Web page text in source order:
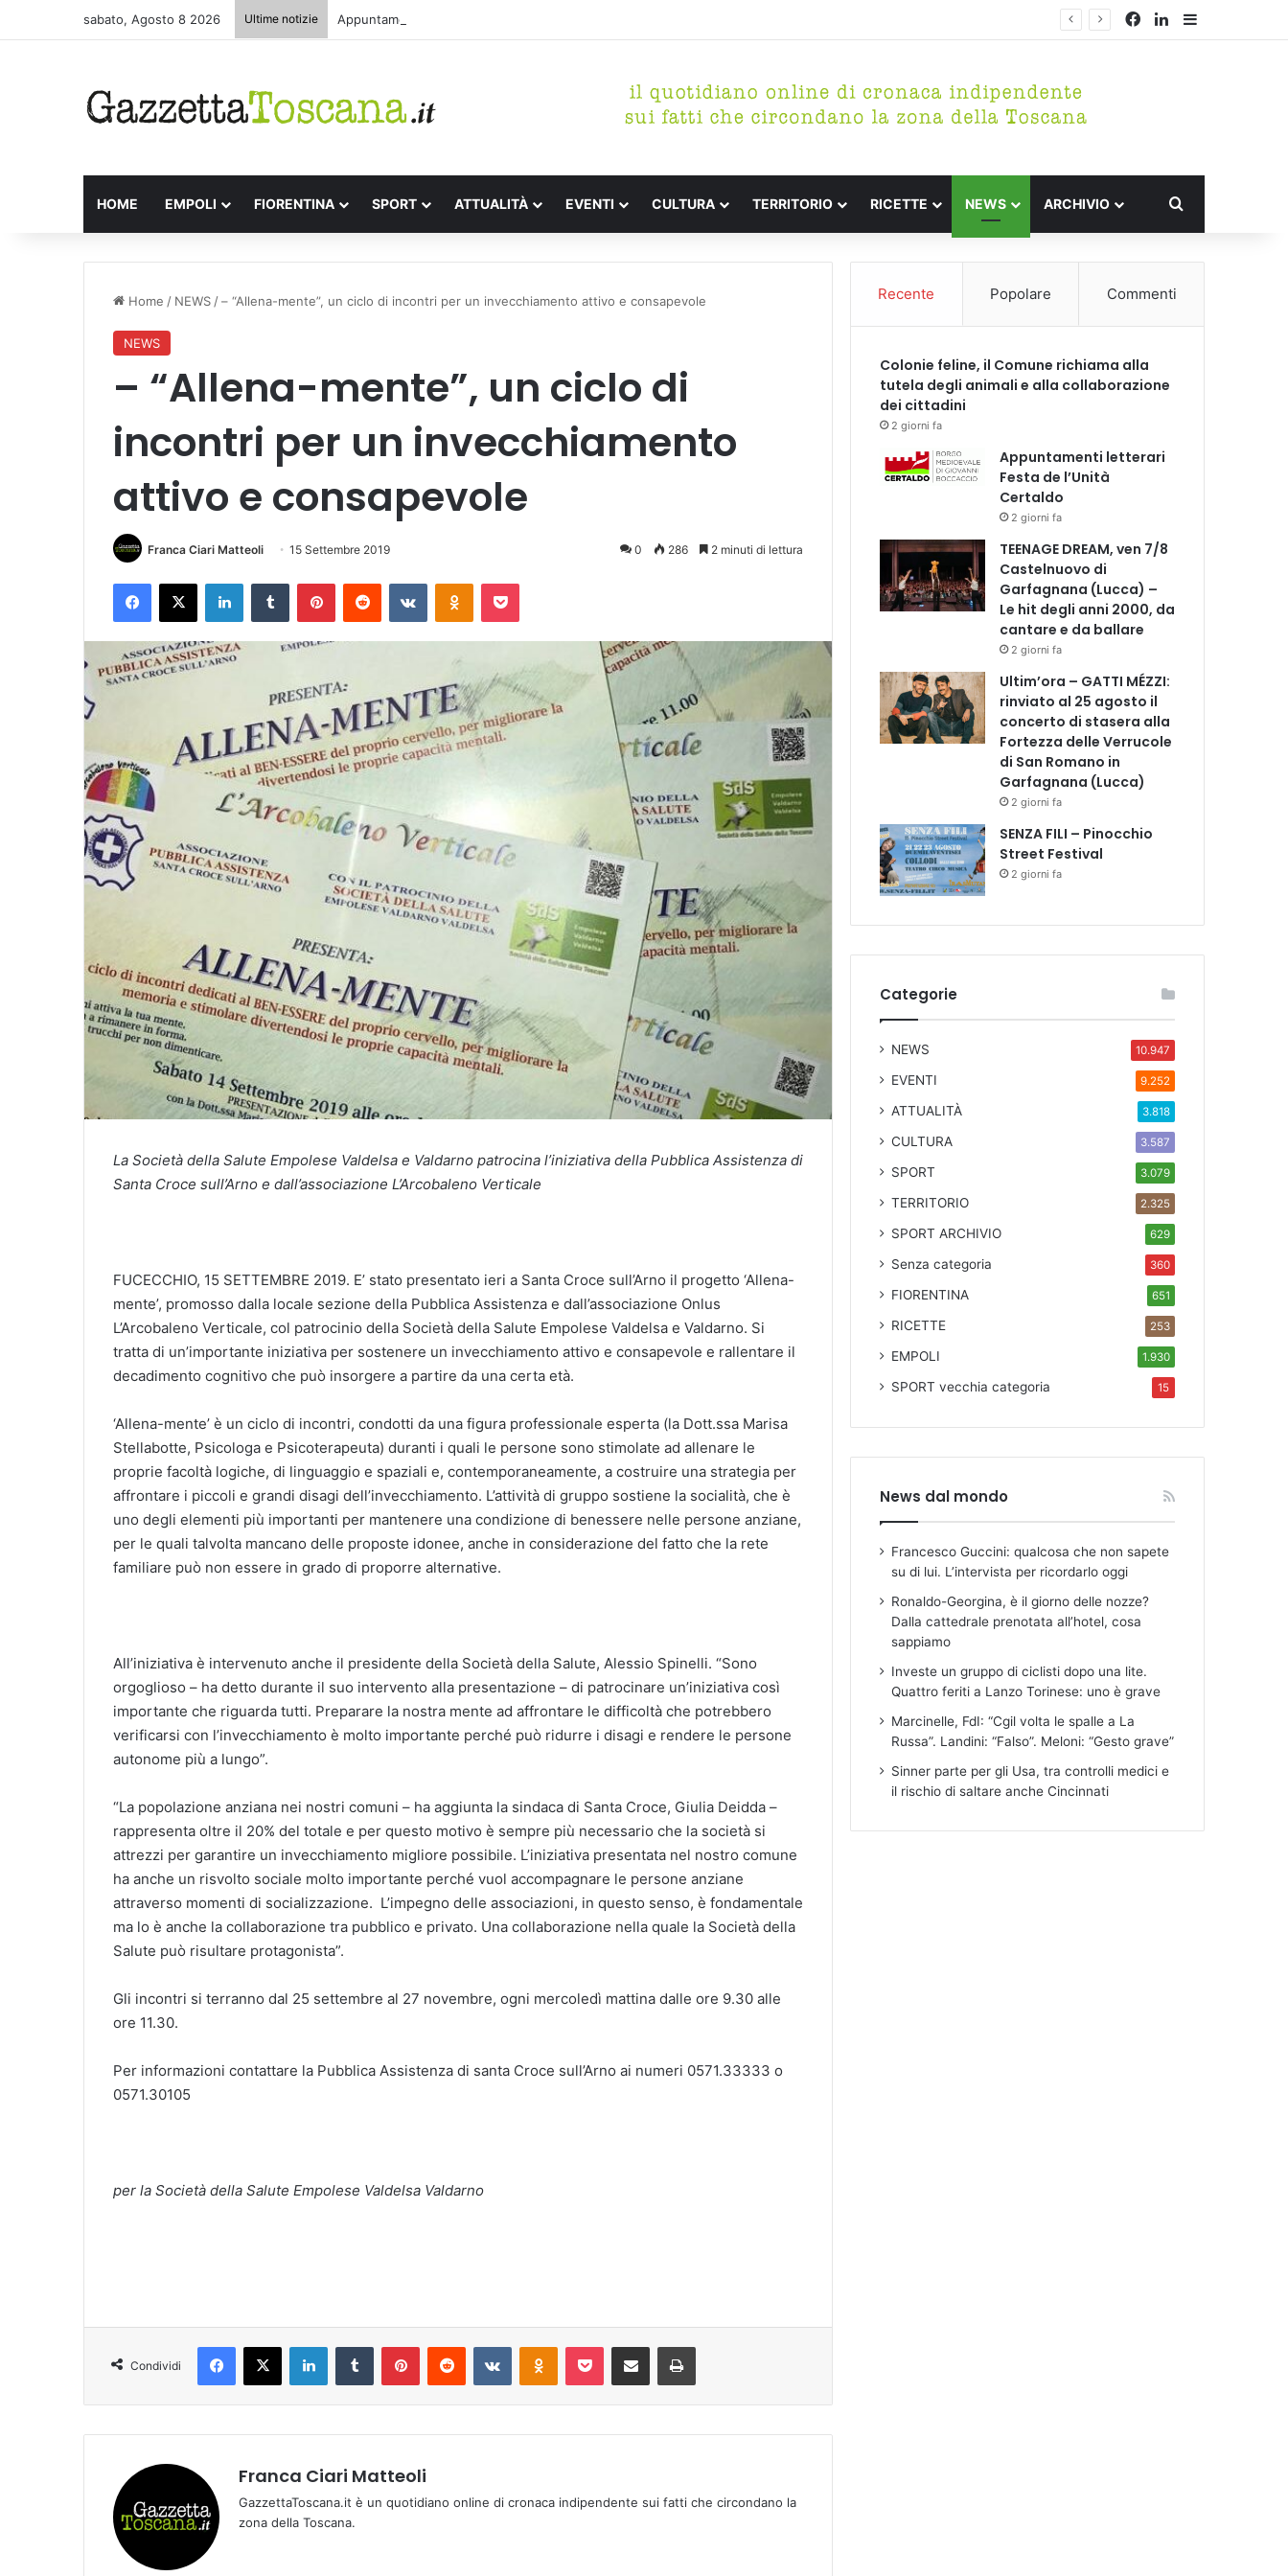
sabato, Agosto 8 2026 Ultime notizie Appuntamenti letterari Festa de l’Unità Certaldo Facebook
LinkedIn
HOME EMPOLI FIORENTINA SPORT ATTUALITÀ EVENTI CULTURA TERRITORIO RICETTE NEWS ARCHIVIO
Home / NEWS /– “Allena-mente”, un ciclo di incontri per un invecchiamento attivo e consapevole
NEWS
– “Allena-mente”, un ciclo di
incontri per un invecchiamento
attivo e consapevole
Franca Ciari Matteoli 15 Settembre 2019 0 286 2 minuti di lettura
La Società della Salute Empolese Valdelsa e Valdarno patrocina l’iniziativa della Pubblica Assistenza di
Santa Croce sull’Arno e dall’associazione L’Arcobaleno Verticale
FUCECCHIO, 15 SETTEMBRE 2019. E’ stato presentato ieri a Santa Croce sull’Arno il progetto ‘Allena-
mente’, promosso dalla locale sezione della Pubblica Assistenza e dall’associazione Onlus
L’Arcobaleno Verticale, col patrocinio della Società della Salute Empolese Valdelsa e Valdarno. Si
tratta di un’importante iniziativa per sostenere un invecchiamento attivo e consapevole e rallentare il
decadimento cognitivo che può insorgere a partire da una certa età.
‘Allena-mente’ è un ciclo di incontri, condotti da una figura professionale esperta (la Dott.ssa Marisa
Stellabotte, Psicologa e Psicoterapeuta) duranti i quali le persone sono stimolate ad allenare le
proprie facoltà logiche, di linguaggio e spaziali e, contemporaneamente, a costruire una strategia per
affrontare i piccoli e grandi disagi dell’invecchiamento. L’attività di gruppo sostiene la socialità, che è
uno degli elementi più importanti per mantenere una condizione di benessere nelle persone anziane,
per le quali talvolta mancano delle proposte idonee, anche in considerazione del fatto che la rete
familiare può non essere in grado di proporre alternative.
All’iniziativa è intervenuto anche il presidente della Società della Salute, Alessio Spinelli. “Sono
orgoglioso – ha detto durante il suo intervento alla presentazione – di patrocinare un’iniziativa così
importante che riguarda tutti. Preparare la nostra mente ad affrontare le difficoltà che potrebbero
verificarsi con l’invecchiamento è molto importante perché può ridurre i disagi e rendere le persone
autonome più a lungo”.
“La popolazione anziana nei nostri comuni – ha aggiunta la sindaca di Santa Croce, Giulia Deidda –
rappresenta oltre il 20% del totale e per questo motivo è sempre più necessario che la società si
attrezzi per garantire un invecchiamento migliore possibile. L’iniziativa presentata nel nostro comune
ha anche un risvolto sociale molto importante perché vuol accompagnare le persone anziane
attraverso momenti di socializzazione. L’impegno delle associazioni, in questo senso, è fondamentale
ma lo è anche la collaborazione tra pubblico e privato. Una collaborazione nella quale la Società della
Salute può risultare protagonista”.
Gli incontri si terranno dal 25 settembre al 27 novembre, ogni mercoledì mattina dalle ore 9.30 alle
ore 11.30.
Per informazioni contattare la Pubblica Assistenza di santa Croce sull’Arno ai numeri 0571.33333 o
0571.30105
per la Società della Salute Empolese Valdelsa Valdarno
Condividi
Franca Ciari Matteoli
GazzettaToscana.it è un quotidiano online di cronaca indipendente sui fatti che circondano la
zona della Toscana.
Recente Popolare Commenti
Colonie feline, il Comune richiama alla
tutela degli animali e alla collaborazione
dei cittadini
2 giorni fa
Appuntamenti letterari
Festa de l’Unità
Certaldo
2 giorni fa
TEENAGE DREAM, ven 7/8
Castelnuovo di
Garfagnana (Lucca) –
Le hit degli anni 2000, da
cantare e da ballare
2 giorni fa
Ultim’ora – GATTI MÉZZI:
rinviato al 25 agosto il
concerto di stasera alla
Fortezza delle Verrucole
di San Romano in
Garfagnana (Lucca)
2 giorni fa
SENZA FILI – Pinocchio
Street Festival
2 giorni fa
Categorie
NEWS 10.947
EVENTI 9.252
ATTUALITÀ 3.818
CULTURA 3.587
SPORT 3.079
TERRITORIO 2.325
SPORT ARCHIVIO 629
Senza categoria 360
FIORENTINA 651
RICETTE 253
EMPOLI 1.930
SPORTvecchia categoria 15
News dal mondo
Francesco Guccini: qualcosa che non sapete
su di lui. L’intervista per ricordarlo oggi
Ronaldo-Georgina, è il giorno delle nozze?
Dalla cattedrale prenotata all’hotel, cosa
sappiamo
Investe un gruppo di ciclisti dopo una lite.
Quattro feriti a Lanzo Torinese: uno è grave
Marcinelle, FdI: “Cgil volta le spalle a La
Russa”. Landini: “Falso”. Meloni: “Gesto grave”
Sinner parte per gli Usa, tra controlli medici e
il rischio di saltare anche Cincinnati